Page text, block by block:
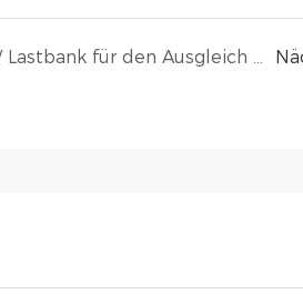
20 kV 5 MW Lastbank für den Ausgleich des finnischen Windnetzes